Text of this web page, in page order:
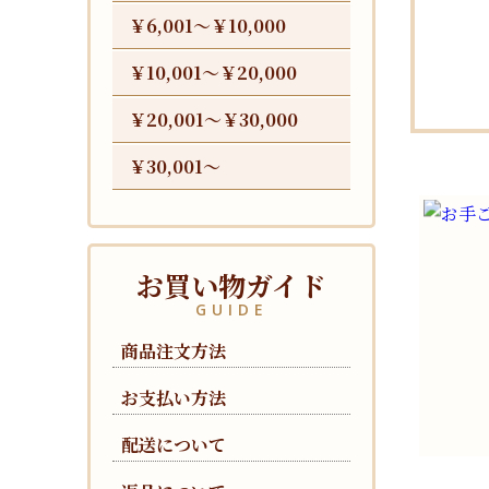
￥6,001〜￥10,000
￥10,001〜￥20,000
￥20,001〜￥30,000
￥30,001〜
お買い物ガイド
GUIDE
商品注文方法
お支払い方法
配送について